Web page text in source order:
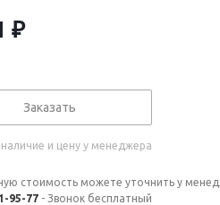
₽
Заказать
и цену у менеджера
стоимость можете уточнить у
95-77 - Звонок бесплатный